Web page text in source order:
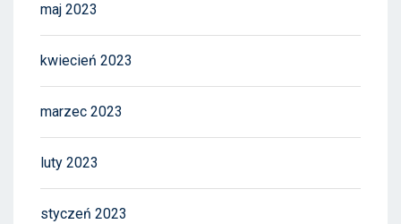
maj 2023
kwiecień 2023
marzec 2023
luty 2023
styczeń 2023